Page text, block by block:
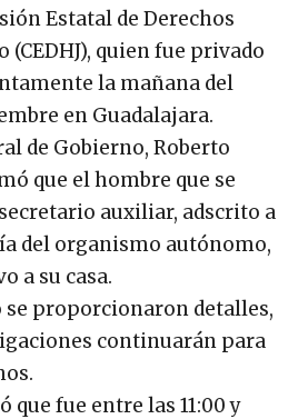
Estatal de Derechos
(CEDHJ), quien fue privado
la mañana del
en Guadalajara.
de Gobierno, Roberto
que el hombre que se
auxiliar, adscrito a
del organismo autónomo,
a su casa.
se proporcionaron detalles,
continuarán para
que fue entre las 11:00 y